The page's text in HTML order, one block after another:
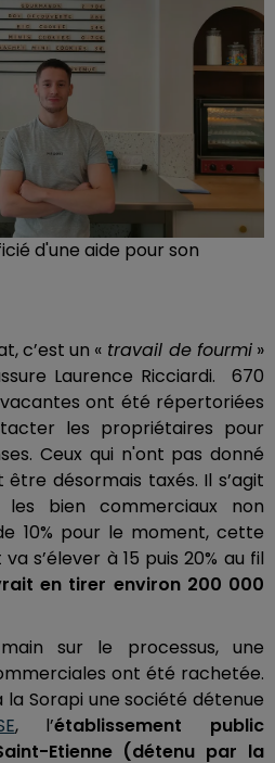
d'une aide pour son
c’est un « travail de fourmi»
Laurence Ricciardi. 670
ont été répertoriées
les propriétaires pour
Ceux qui n'ont pas donné
désormais taxés. Il s’agit
bien commerciaux non
10% pour le moment, cette
s’élever à 15 puis 20% au fil
en tirer environ 200 000
sur le processus, une
ont été rachetée.
la Sorapi une société détenue
, l’établissement public
Etienne (détenu par la